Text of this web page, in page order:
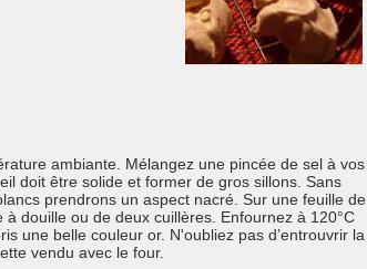
ambiante. Mélangez une pincée de sel à vos
doit être solide et former de gros sillons. Sans
prendrons un aspect nacré. Sur une feuille de
douille ou de deux cuillères. Enfournez à 120°C
une belle couleur or. N'oubliez pas d’entrouvrir la
vendu avec le four.